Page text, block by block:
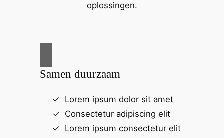
oplossingen.
Samen duurzaam
Lorem ipsum dolor sit amet
Consectetur adipiscing elit
Lorem ipsum consectetur elit